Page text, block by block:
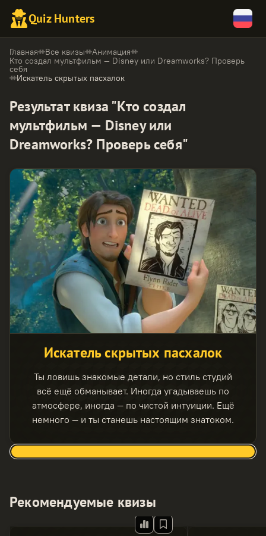
Quiz Hunters
Главная Все квизы
Анимация
Кто создал мультфильм — Disney или Dreamworks? Проверь
себя
Искатель скрытых пасхалок
Результат квиза "Кто создал
мультфильм — Disney или
Dreamworks? Проверь себя"
Искатель скрытых пасхалок
Ты ловишь знакомые детали, но стиль студий
всё ещё обманывает. Иногда угадываешь по
атмосфере, иногда — по чистой интуиции. Ещё
немного — и ты станешь настоящим знатоком.
Рекомендуемые квизы